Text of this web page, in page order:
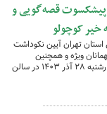
پیشکسوت قصه‌گویی و
خیر کوچولو
تهران آیین نکوداشت
ویژه و همچنین
علاقه‌مندان به قصه‌گویی روز چهارشنبه ۲۸ آذر ۱۴۰۳ در سالن